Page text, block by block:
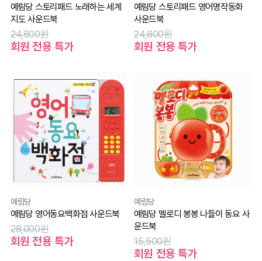
예림당 스토리패드 노래하는 세계
지도 사운드북
24,800원
회원 전용 특가
예림당 스토리패드 영어명작동화
사운드북
24,800원
회원 전용 특가
예림당
예림당 영어동요백화점 사운드북
28,000원
회원 전용 특가
예림당
예림당 멜로디 봉봉 나들이 동요 사
운드북
15,500원
회원 전용 특가